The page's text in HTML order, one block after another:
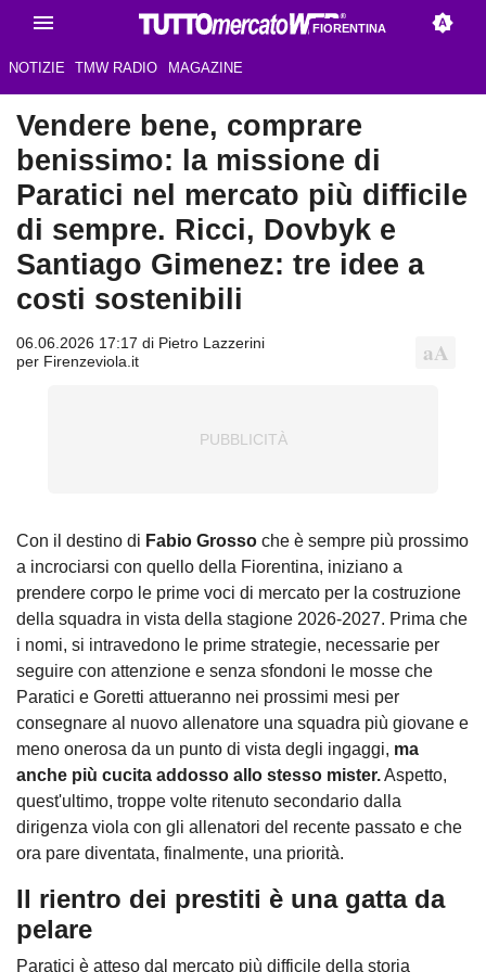
FIORENTINA
NOTIZIE TMW RADIO MAGAZINE
Vendere bene, comprare
benissimo: la missione di
Paratici nel mercato più difficile
di sempre. Ricci, Dovbyk e
Santiago Gimenez: tre idee a
costi sostenibili
06.06.2026 17:17 di Pietro Lazzerini
per Firenzeviola.it
Con il destino di Fabio Grosso che è sempre più prossimo
a incrociarsi con quello della Fiorentina, iniziano a
prendere corpo le prime voci di mercato per la costruzione
della squadra in vista della stagione 2026-2027. Prima che
i nomi, si intravedono le prime strategie, necessarie per
seguire con attenzione e senza sfondoni le mosse che
Paratici e Goretti attueranno nei prossimi mesi per
consegnare al nuovo allenatore una squadra più giovane e
meno onerosa da un punto di vista degli ingaggi, ma
anche più cucita addosso allo stesso mister.Aspetto,
quest'ultimo, troppe volte ritenuto secondario dalla
dirigenza viola con gli allenatori del recente passato e che
ora pare diventata, finalmente, una priorità.
Il rientro dei prestiti è una gatta da
pelare
Paratici è atteso dal mercato più difficile della storia